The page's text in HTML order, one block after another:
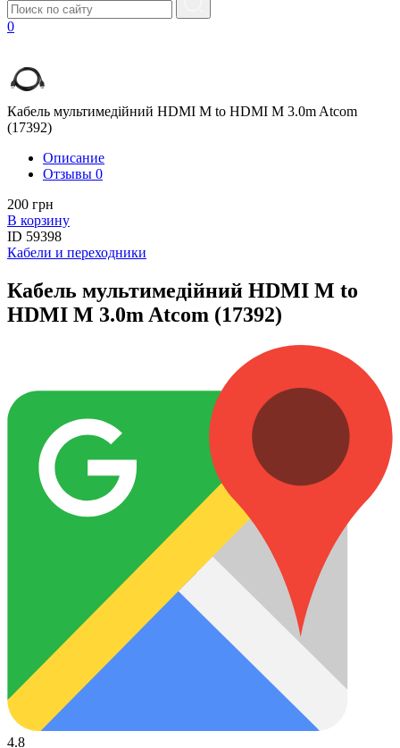
0
Кабель мультимедійний HDMI M to HDMI M 3.0m Atcom
(17392)
Описание
Отзывы 0
200 грн
В корзину
ID 59398
Кабели и переходники
Кабель мультимедійний HDMI M to
HDMI M 3.0m Atcom (17392)
4.8